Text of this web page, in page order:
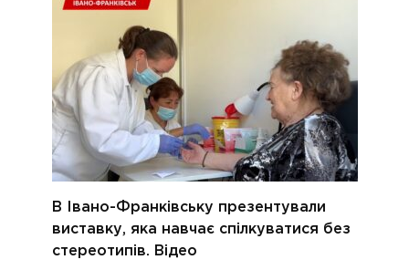
В Івано-Франківську презентували
виставку, яка навчає спілкуватися без
стереотипів. Відео